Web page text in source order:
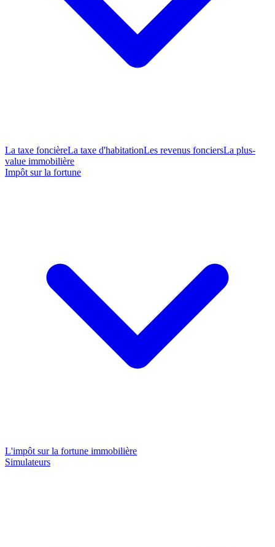
La taxe foncièreLa taxe d'habitationLes revenus fonciersLa plus-
value immobilière
Impôt sur la fortune
L'impôt sur la fortune immobilière
Simulateurs